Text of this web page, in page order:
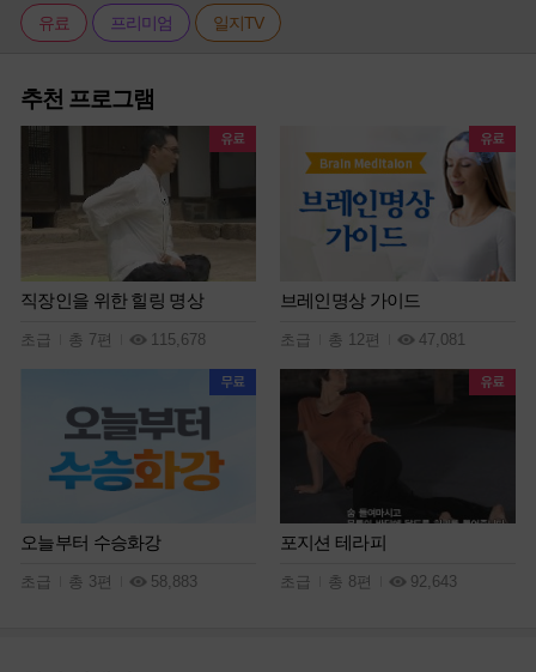
유료 프리미엄 일지TV
추천 프로그램
직장인을 위한 힐링 명상
초급 총 7편 115,678
브레인명상 가이드
초급 총 12편 47,081
오늘부터 수승화강
초급 총 3편 58,883
포지션 테라피
초급 총 8편 92,643